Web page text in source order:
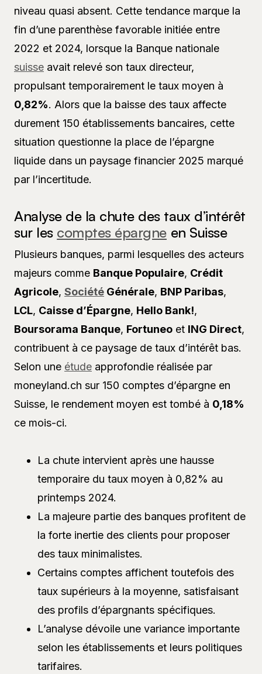
niveau quasi absent. Cette tendance marque la
fin d’une parenthèse favorable initiée entre
2022 et 2024, lorsque la Banque nationale
suisse avait relevé son taux directeur,
propulsant temporairement le taux moyen à
0,82%. Alors que la baisse des taux affecte
durement 150 établissements bancaires, cette
situation questionne la place de l’épargne
liquide dans un paysage financier 2025 marqué
par l’incertitude.
Analyse de la chute des taux d’intérêt
sur les comptes épargneen Suisse
Plusieurs banques, parmi lesquelles des acteurs
majeurs comme Banque Populaire, Crédit
Agricole, Société Générale, BNP Paribas,
LCL, Caisse d’Épargne, Hello Bank!,
Boursorama Banque, Fortuneo et ING Direct,
contribuent à ce paysage de taux d’intérêt bas.
Selon une étude approfondie réalisée par
moneyland.ch sur 150 comptes d’épargne en
Suisse, le rendement moyen est tombé à 0,18%
ce mois-ci.
La chute intervient après une hausse
temporaire du taux moyen à 0,82% au
printemps 2024.
La majeure partie des banques profitent de
la forte inertie des clients pour proposer
des taux minimalistes.
Certains comptes affichent toutefois des
taux supérieurs à la moyenne, satisfaisant
des profils d’épargnants spécifiques.
L’analyse dévoile une variance importante
selon les établissements et leurs politiques
tarifaires.